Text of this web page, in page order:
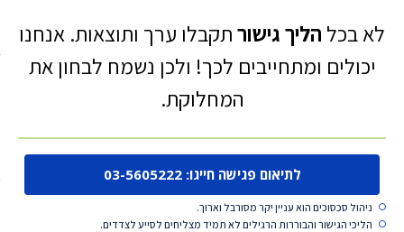
הליך גישורתקבלו ערך ותוצאות. אנחנו
ומתחייבים לכך! ולכן נשמח לבחון את
המחלוקת.
לתיאום פגישה חייגו: 03-5605222
סכסוכים הוא עניין יקר מסורבל וארוך.
הגישור והבוררות הרגילים לא תמיד מצליחים לסייע לצדדים.
מ
ועד
הגישור
וללא